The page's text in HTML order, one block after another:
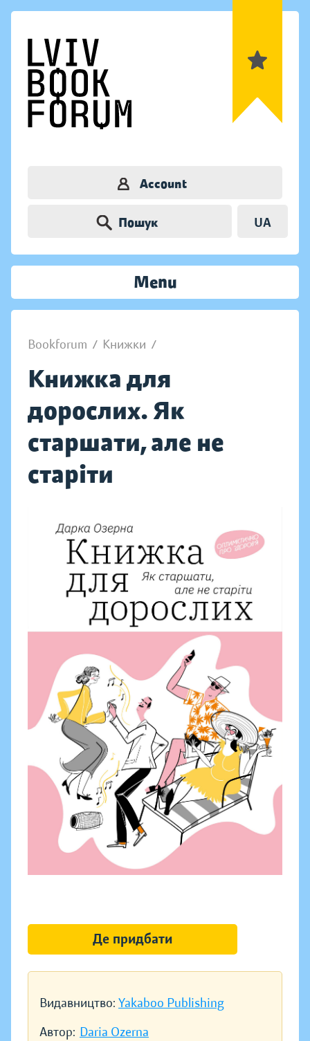
Account
Пошук UA
Menu
Bookforum / Книжки /
Книжка для
дорослих. Як
старшати, але не
старіти
Видавництво: Yakaboo Publishing
Автор: Daria Ozerna
Де придбати